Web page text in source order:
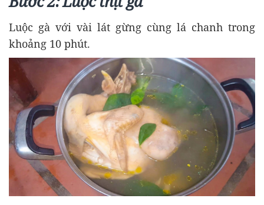
Luộc gà với vài lát gừng cùng lá chanh trong
khoảng 10 phút.